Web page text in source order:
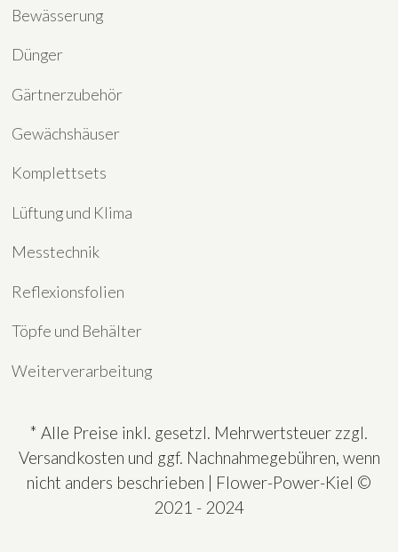
Bewässerung
Dünger
Gärtnerzubehör
Gewächshäuser
Komplettsets
Lüftung und Klima
Messtechnik
Reflexionsfolien
Töpfe und Behälter
Weiterverarbeitung
* Alle Preise inkl. gesetzl. Mehrwertsteuer zzgl.
Versandkosten und ggf. Nachnahmegebühren, wenn
nicht anders beschrieben | Flower-Power-Kiel ©
2021 - 2024